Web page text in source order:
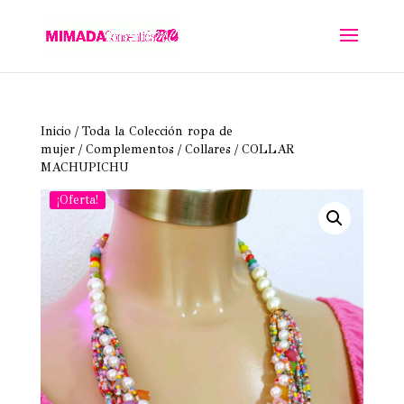
Inicio /Toda la Colección ropa de
mujer/Complementos /Collares / COLLAR
MACHUPICHU
¡Oferta!